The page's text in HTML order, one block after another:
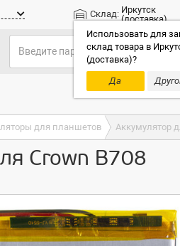
Склад: Иркутск
(доставка)
Использовать для
склад товара в
(доставка)?
Да
Только
для планшетов Аккумулятор
Crown B708